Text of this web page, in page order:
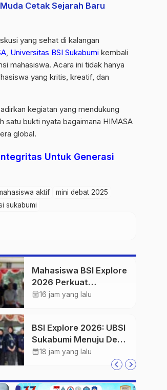
Cetak Sejarah Baru
yang sehat di kalangan
, Universitas BSI Sukabumi kembali
mahasiswa. Acara ini tidak hanya
yang kritis, kreatif, dan
kegiatan yang mendukung
satu bukti nyata bagaimana HIMASA
global.
Untuk Generasi
aktif
mini debat 2025
sukabumi
Mahasiswa BSI Explore
2026 Perkuat
Silaturahmi dengan
calendar_month16 jam yang lalu
BSI Explore 2026: UBSI
Sukabumi Menuju Desa
Purwasedar
calendar_month18 jam yang lalu